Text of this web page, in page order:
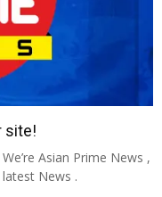
site!
Asian Prime News ,
News .